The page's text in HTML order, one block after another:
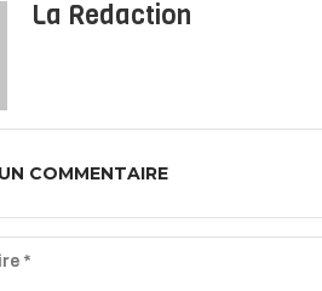
La Redaction
COMMENTAIRE